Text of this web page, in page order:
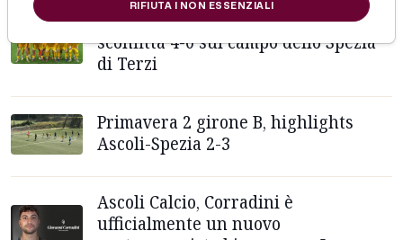
Ascoli Calcio, la Primavera viene
sconfitta 4-0 sul campo dello Spezia
di Terzi
Primavera 2 girone B, highlights
Ascoli-Spezia 2-3
Ascoli Calcio, Corradini è
ufficialmente un nuovo
RIFIUTA I NON ESSENZIALI